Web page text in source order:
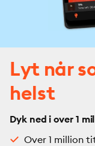
Lyt når
helst
Dyk ned i over 1
Over 1 million